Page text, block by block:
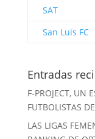
SAT
San Luis FC
Entradas
F-PROJECT, UN
FUTBOLISTAS
LAS LIGAS